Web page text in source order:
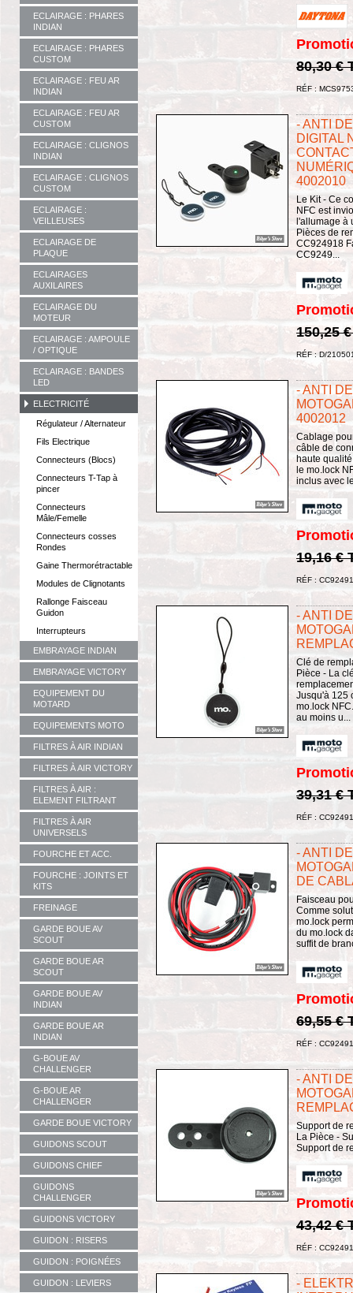
ECLAIRAGE : PHARES
INDIAN
ECLAIRAGE : PHARES
CUSTOM
ECLAIRAGE : FEU AR
INDIAN
ECLAIRAGE : FEU AR
CUSTOM
ECLAIRAGE : CLIGNOS
INDIAN
ECLAIRAGE : CLIGNOS
CUSTOM
ECLAIRAGE :
VEILLEUSES
ECLAIRAGE DE
PLAQUE
ECLAIRAGES
AUXILAIRES
ECLAIRAGE DU
MOTEUR
ECLAIRAGE : AMPOULE
/ OPTIQUE
ECLAIRAGE : BANDES
LED
ELECTRICITÉ
Régulateur / Alternateur
Fils Electrique
Connecteurs (Blocs)
Connecteurs T-Tap à
pincer
Connecteurs
Mâle/Femelle
Connecteurs cosses
Rondes
Gaine Thermorétractable
Modules de Clignotants
Rallonge Faisceau
Guidon
Interrupteurs
EMBRAYAGE INDIAN
EMBRAYAGE VICTORY
EQUIPEMENT DU
MOTARD
EQUIPEMENTS MOTO
FILTRES À AIR INDIAN
FILTRES À AIR VICTORY
FILTRES À AIR :
ELEMENT FILTRANT
FILTRES À AIR
UNIVERSELS
FOURCHE ET ACC.
FOURCHE : JOINTS ET
KITS
FREINAGE
GARDE BOUE AV
SCOUT
GARDE BOUE AR
SCOUT
GARDE BOUE AV
INDIAN
GARDE BOUE AR
INDIAN
G-BOUE AV
CHALLENGER
G-BOUE AR
CHALLENGER
GARDE BOUE VICTORY
GUIDONS SCOUT
GUIDONS CHIEF
GUIDONS
CHALLENGER
GUIDONS VICTORY
GUIDON : RISERS
GUIDON : POIGNÉES
GUIDON : LEVIERS
80,30 €
RÉF :
- ANTI
DIGITAL
4002010
Le Kit - Ce
NFC est
l'allumage à
Pièces de
CC924918
CC9249...
150,25
RÉF : D/
- ANTI
4002012
Cablage
câble de
haute
le mo.lock
inclus avec
19,16 €
RÉF :
- ANTI
Clé de
Pièce - La
Jusqu'à 125
mo.lock
au moins u...
39,31 €
RÉF :
- ANTI
DE
Faisceau
Comme
mo.lock
du mo.lock
suffit de
69,55 €
RÉF :
- ANTI
Support de
La Pièce -
Support de
43,42 €
RÉF :
-